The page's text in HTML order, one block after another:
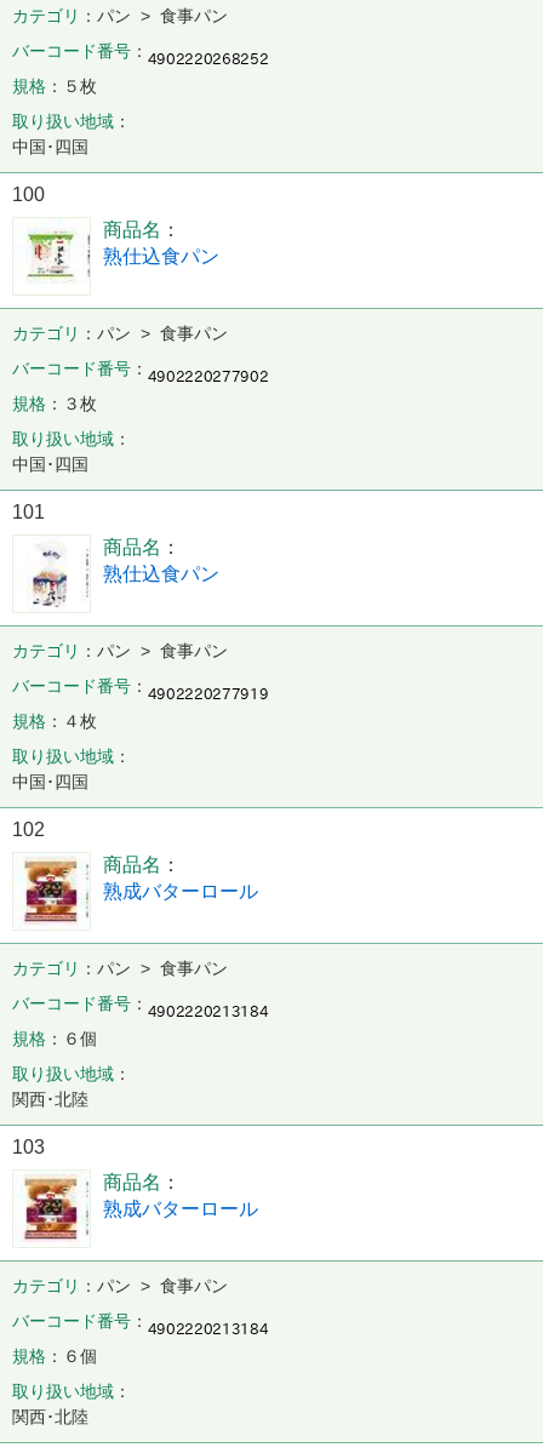
カテゴリ
パン > 食事パン
バーコード番号
規格
５枚
取り扱い地域
中国･四国
100
商品名
熟仕込食パン
カテゴリ
パン > 食事パン
バーコード番号
規格
３枚
取り扱い地域
中国･四国
101
商品名
熟仕込食パン
カテゴリ
パン > 食事パン
バーコード番号
規格
４枚
取り扱い地域
中国･四国
102
商品名
熟成バターロール
カテゴリ
パン > 食事パン
バーコード番号
規格
６個
取り扱い地域
関西･北陸
103
商品名
熟成バターロール
カテゴリ
パン > 食事パン
バーコード番号
規格
６個
取り扱い地域
関西･北陸